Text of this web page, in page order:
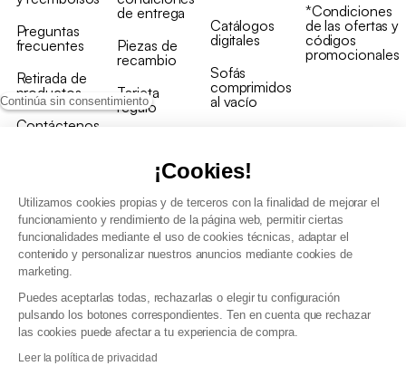
Continúa sin consentimiento
¡Cookies!
Utilizamos cookies propias y de terceros con la finalidad de mejorar el
funcionamiento y rendimiento de la página web, permitir ciertas
funcionalidades mediante el uso de cookies técnicas, adaptar el
contenido y personalizar nuestros anuncios mediante cookies de
marketing.
Puedes aceptarlas todas, rechazarlas o elegir tu configuración
pulsando los botones correspondientes. Ten en cuenta que rechazar
las cookies puede afectar a tu experiencia de compra.
Leer la política de privacidad
Preguntas
frecuentes
Retirada de
productos
Contáctenos
de entrega
Piezas de
recambio
Tarjeta
regalo
Catálogos
digitales
Sofás
comprimidos
al vacío
*Condiciones
de las ofertas y
códigos
promocionales
Política de gestión de datos personales y cookies
Condiciones generales de Venta Profesional
Declaración de accesibilidad